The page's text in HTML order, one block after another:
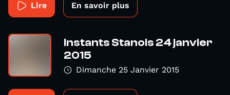
Lire En savoir plus
Instants Stanois 24 janvier
2015
Dimanche 25 Janvier 2015